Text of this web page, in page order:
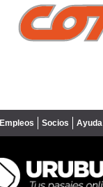
Empleos Socios Ayuda